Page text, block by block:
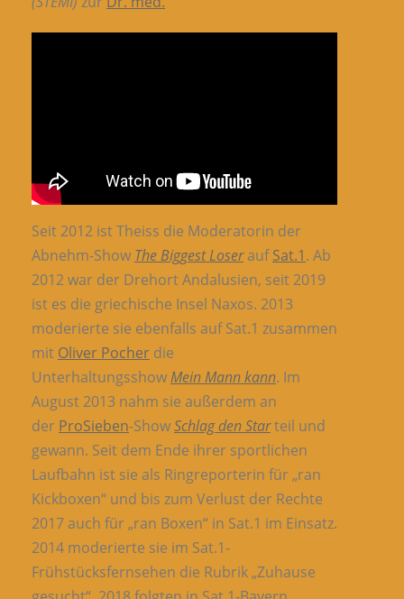
Seit 2012 ist Theiss die Moderatorin der
Abnehm-Show The Biggest LoseraufSat.1. Ab
2012 war der Drehort Andalusien, seit 2019
ist es die griechische Insel Naxos. 2013
moderierte sie ebenfalls auf Sat.1 zusammen
mit Oliver Pocher die
UnterhaltungsshowMein Mann kann. Im
August 2013 nahm sie außerdem an
der ProSieben-ShowSchlag den Starteil und
gewann. Seit dem Ende ihrer sportlichen
Laufbahn ist sie als Ringreporterin für „ran
Kickboxen“ und bis zum Verlust der Rechte
2017 auch für „ran Boxen“ in Sat.1 im Einsatz.
2014 moderierte sie im Sat.1-
Frühstücksfernsehen die Rubrik „Zuhause